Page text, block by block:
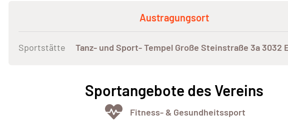
Austragungsort
Sportstätte Tanz- und Sport- Tempel Große Steinstraße 3a 3032
Sportangebote des Vereins
Fitness- & Gesundheitssport